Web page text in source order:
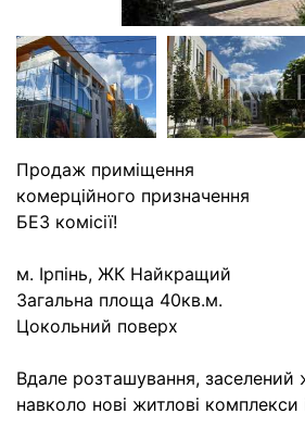
Продаж приміщення
комерційного призначення
БЕЗ комісії!
м. Ірпінь, ЖК Найкращий
Загальна площа 40кв.м.
Цокольний поверх
Вдале розташування,
навколо нові житлові комплекси